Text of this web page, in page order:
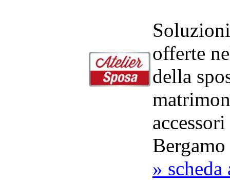
offerte
della
» scheda